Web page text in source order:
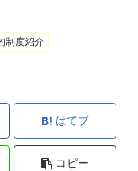
制度紹介
はてブ
コピー